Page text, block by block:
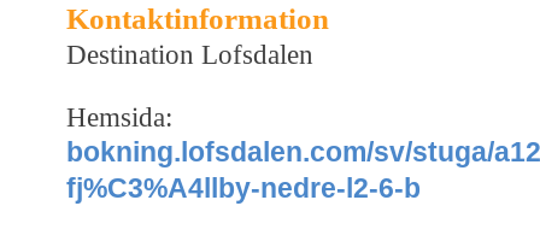
Kontaktinformation
Destination Lofsdalen
Hemsida:
bokning.lofsdalen.com/sv/stuga/
fj%C3%A4llby-nedre-l2-6-b